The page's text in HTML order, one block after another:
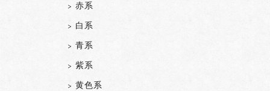
> 赤系
> 白系
> 青系
> 紫系
> 黄色系